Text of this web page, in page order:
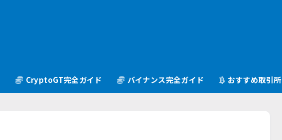
CryptoGT完全ガイド バイナンス完全ガイド おすすめ取引所